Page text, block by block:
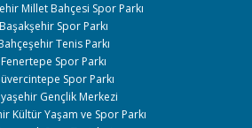
Millet Bahçesi Spor Parkı
Başakşehir Spor Parkı
Tenis Parkı
Fenertepe Spor Parkı
Spor Parkı
Gençlik Merkezi
Kültür Yaşam ve Spor Parkı